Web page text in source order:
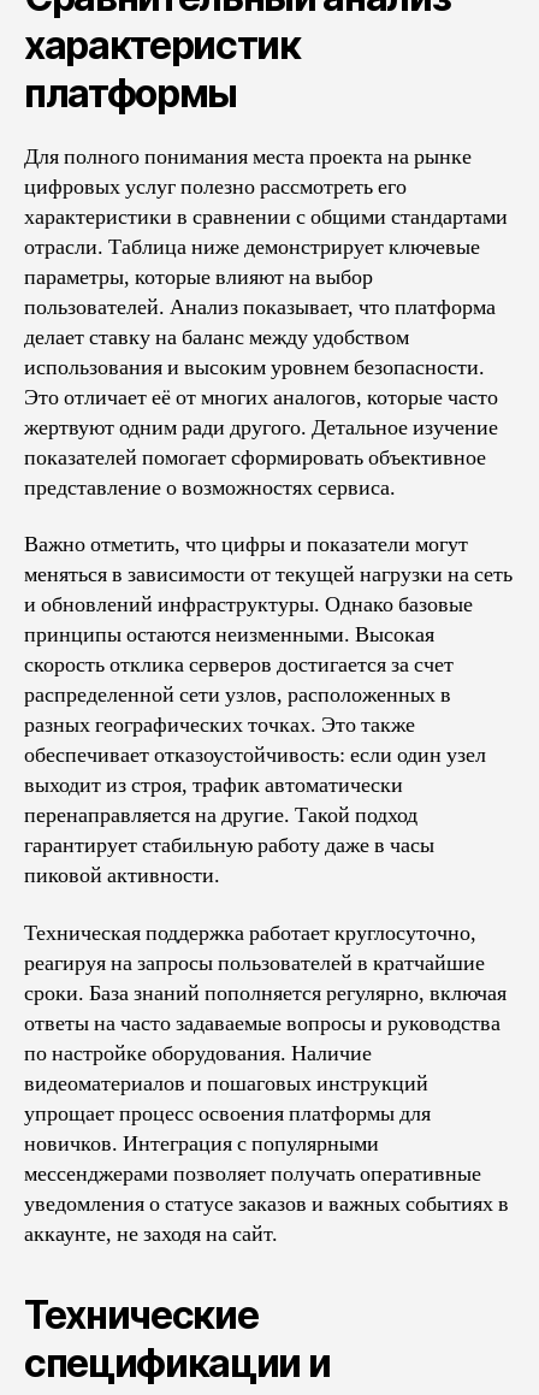
характеристик
платформы
Для полного понимания места проекта на рынке
цифровых услуг полезно рассмотреть его
характеристики в сравнении с общими стандартами
отрасли. Таблица ниже демонстрирует ключевые
параметры, которые влияют на выбор
пользователей. Анализ показывает, что платформа
делает ставку на баланс между удобством
использования и высоким уровнем безопасности.
Это отличает её от многих аналогов, которые часто
жертвуют одним ради другого. Детальное изучение
показателей помогает сформировать объективное
представление о возможностях сервиса.
Важно отметить, что цифры и показатели могут
меняться в зависимости от текущей нагрузки на сеть
и обновлений инфраструктуры. Однако базовые
принципы остаются неизменными. Высокая
скорость отклика серверов достигается за счет
распределенной сети узлов, расположенных в
разных географических точках. Это также
обеспечивает отказоустойчивость: если один узел
выходит из строя, трафик автоматически
перенаправляется на другие. Такой подход
гарантирует стабильную работу даже в часы
пиковой активности.
Техническая поддержка работает круглосуточно,
реагируя на запросы пользователей в кратчайшие
сроки. База знаний пополняется регулярно, включая
ответы на часто задаваемые вопросы и руководства
по настройке оборудования. Наличие
видеоматериалов и пошаговых инструкций
упрощает процесс освоения платформы для
новичков. Интеграция с популярными
мессенджерами позволяет получать оперативные
уведомления о статусе заказов и важных событиях в
аккаунте, не заходя на сайт.
Технические
спецификации и